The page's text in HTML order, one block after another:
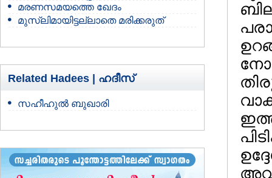
മരണസമയത്തെ ഖേദം
മുസ്ലിമായിട്ടല്ലാതെ മരിക്കരുത്
Related Hadees | ഹദീസ്
സഹീഹുല്‍ ബുഖാരി